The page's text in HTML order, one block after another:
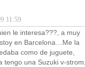
11:59
le interesa???, a muy
en Barcelona…Me la
como de juguete,
tengo una Suzuki v-